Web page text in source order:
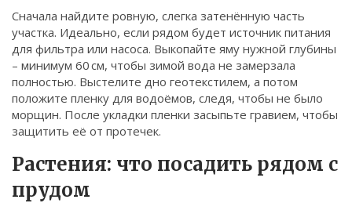
Сначала найдите ровную, слегка затенённую часть
участка. Идеально, если рядом будет источник питания
для фильтра или насоса. Выкопайте яму нужной глубины
– минимум 60 см, чтобы зимой вода не замерзала
полностью. Выстелите дно геотекстилем, а потом
положите пленку для водоёмов, следя, чтобы не было
морщин. После укладки пленки засыпьте гравием, чтобы
защитить её от протечек.
Растения: что посадить рядом с
прудом